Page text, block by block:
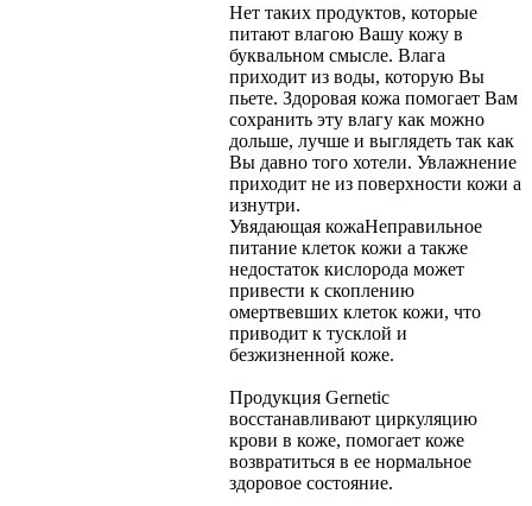
Нет таких продуктов, которые
питают влагою Вашу кожу в
буквальном смысле. Влага
приходит из воды, которую Вы
пьете. Здоровая кожа помогает Вам
сохранить эту влагу как можно
дольше, лучше и выглядеть так как
Вы давно того хотели. Увлажнение
приходит не из поверхности кожи а
изнутри.
Увядающая кожаНеправильное
питание клеток кожи а также
недостаток кислорода может
привести к скоплению
омертвевших клеток кожи, что
приводит к тусклой и
безжизненной коже.
Продукция Gernetic
восстанавливают циркуляцию
крови в коже, помогает коже
возвратиться в ее нормальное
здоровое состояние.